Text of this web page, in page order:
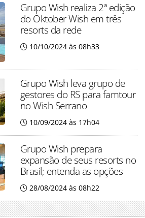
Grupo Wish realiza 2ª edição
do Oktober Wish em três
resorts da rede
10/10/2024 às 08h33
Grupo Wish leva grupo de
gestores do RS para famtour
no Wish Serrano
10/09/2024 às 17h04
Grupo Wish prepara
expansão de seus resorts no
Brasil; entenda as opções
28/08/2024 às 08h22